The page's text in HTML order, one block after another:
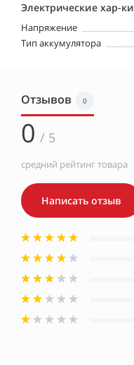
Электрические хар-ки
Напряжение
Тип аккумулятора
Отзывов 0
0 / 5
средний рейтинг товара
Написать отзыв